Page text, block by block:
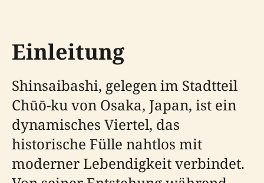
Einleitung
Shinsaibashi, gelegen im Stadtteil
Chūō-ku von Osaka, Japan, ist ein
dynamisches Viertel, das
historische Fülle nahtlos mit
moderner Lebendigkeit verbindet.